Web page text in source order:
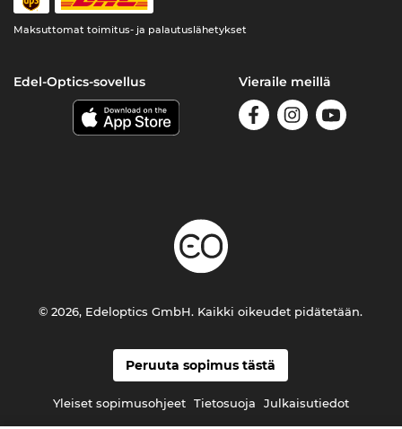
Maksuttomat toimitus- ja palautuslähetykset
Edel-Optics-sovellus Vieraile meillä
Peruuta sopimus tästä
Yleiset sopimusohjeet Tietosuoja Julkaisutiedot
© 2026, Edeloptics GmbH. Kaikki oikeudet pidätetään.